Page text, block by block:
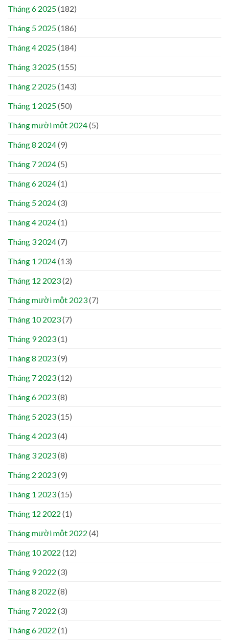
Tháng 6 2025(182)
Tháng 5 2025(186)
Tháng 4 2025(184)
Tháng 3 2025(155)
Tháng 2 2025(143)
Tháng 1 2025(50)
Tháng mười một 2024(5)
Tháng 8 2024(9)
Tháng 7 2024(5)
Tháng 6 2024(1)
Tháng 5 2024(3)
Tháng 4 2024(1)
Tháng 3 2024(7)
Tháng 1 2024(13)
Tháng 12 2023(2)
Tháng mười một 2023(7)
Tháng 10 2023(7)
Tháng 9 2023(1)
Tháng 8 2023(9)
Tháng 7 2023(12)
Tháng 6 2023(8)
Tháng 5 2023(15)
Tháng 4 2023(4)
Tháng 3 2023(8)
Tháng 2 2023(9)
Tháng 1 2023(15)
Tháng 12 2022 (1)
Tháng mười một 2022 (4)
Tháng 10 2022 (12)
Tháng 9 2022 (3)
Tháng 8 2022 (8)
Tháng 7 2022 (3)
Tháng 6 2022 (1)